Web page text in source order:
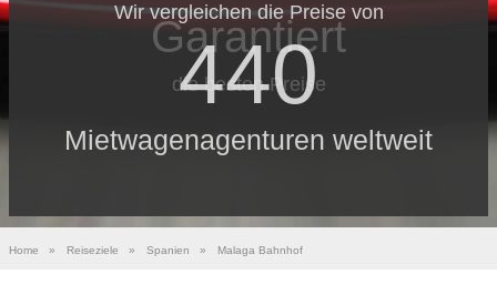
Wir vergleichen die Preise von
440
Mietwagenagenturen weltweit
Garantiert
die besten Preise
Home » Reiseziele » Spanien » Malaga Bahnhof